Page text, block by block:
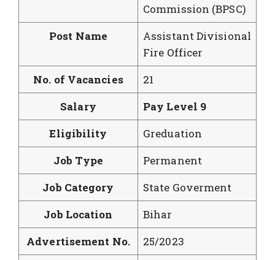
Commission (BPSC)
Post Name
Assistant Divisional
Fire Officer
No. of Vacancies
21
Salary
Pay Level 9
Eligibility
Greduation
Job Type
Permanent
Job Category
State Goverment
Job Location
Bihar
Advertisement No.
25/2023